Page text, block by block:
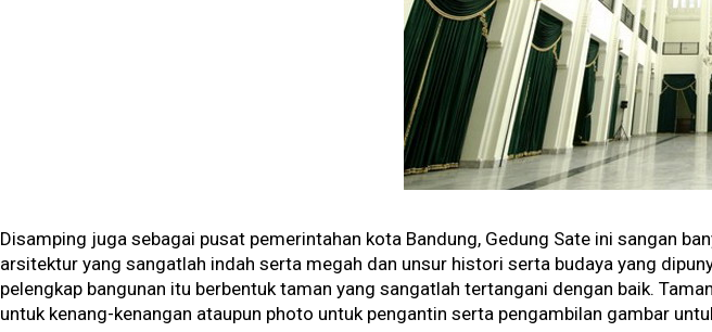
Disamping juga sebagai pusat pemerintahan kota Bandung, Gedung Sate ini sangan
arsitektur yang sangatlah indah serta megah dan unsur histori serta budaya yang
pelengkap bangunan itu berbentuk taman yang sangatlah tertangani dengan baik.
untuk kenang-kenangan ataupun photo untuk pengantin serta pengambilan gambar